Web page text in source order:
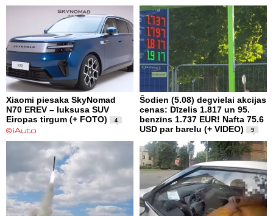
Xiaomi piesaka SkyNomad
N70 EREV – luksusa SUV
Eiropas tirgum (+ FOTO)
4
Šodien (5.08) degvielai akcijas
cenas: Dīzelis 1.817 un 95.
benzīns 1.737 EUR! Nafta 75.6
USD par barelu (+ VIDEO)
9